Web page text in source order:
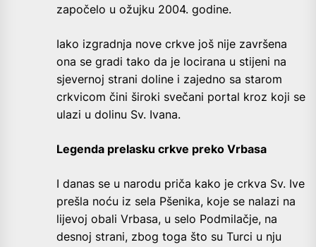
započelo u ožujku 2004. godine.
Iako izgradnja nove crkve još nije završena
ona se gradi tako da je locirana u stijeni na
sjevernoj strani doline i zajedno sa starom
crkvicom čini široki svečani portal kroz koji se
ulazi u dolinu Sv. Ivana.
Legenda prelasku crkve preko Vrbasa
I danas se u narodu priča kako je crkva Sv. Ive
prešla noću iz sela Pšenika, koje se nalazi na
lijevoj obali Vrbasa, u selo Podmilačje, na
desnoj strani, zbog toga što su Turci u nju